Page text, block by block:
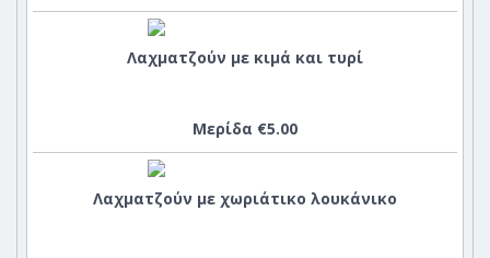
Λαχματζούν με κιμά και τυρί
Μερίδα €5.00
Λαχματζούν με χωριάτικο λουκάνικο